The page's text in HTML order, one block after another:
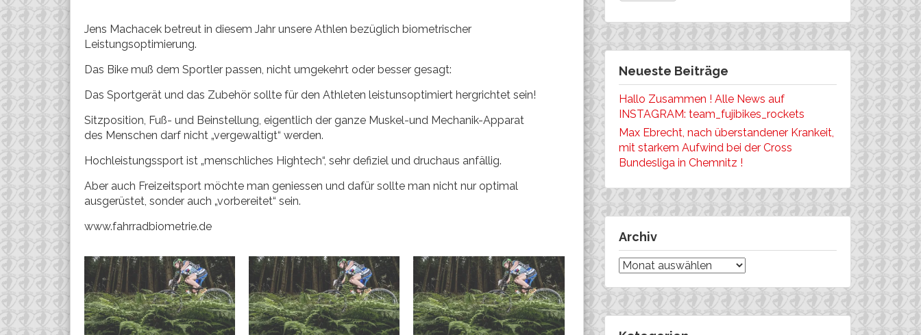
Jens Machacek betreut in diesem Jahr unsere Athlen bezüglich biometrischer
Leistungsoptimierung.
Das Bike muß dem Sportler passen, nicht umgekehrt oder besser gesagt:
Das Sportgerät und das Zubehör sollte für den Athleten leistunsoptimiert hergrichtet sein!
Sitzposition, Fuß- und Beinstellung, eigentlich der ganze Muskel-und Mechanik-Apparat
des Menschen darf nicht „vergewaltigt“ werden.
Hochleistungssport ist „menschliches Hightech“, sehr defiziel und druchaus anfällig.
Aber auch Freizeitsport möchte man geniessen und dafür sollte man nicht nur optimal
ausgerüstet, sonder auch „vorbereitet“ sein.
www.fahrradbiometrie.de
Neueste Beiträge
Hallo Zusammen ! Alle News auf
INSTAGRAM: team_fujibikes_rockets
Max Ebrecht, nach überstandener Krankeit,
mit starkem Aufwind bei der Cross
Bundesliga in Chemnitz !
Archiv
Archiv